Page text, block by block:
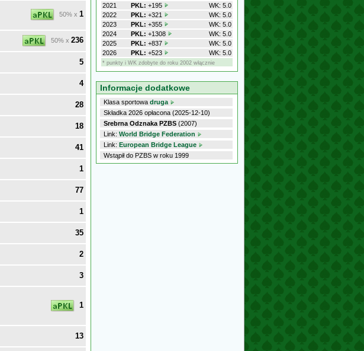
50% x 1
50% x 236
5
4
28
18
41
1
77
1
35
2
3
1
13
2021
PKL: +195
WK: 5.0
2022
PKL: +321
WK: 5.0
2023
PKL: +355
WK: 5.0
2024
PKL: +1308
WK: 5.0
2025
PKL: +837
WK: 5.0
2026
PKL: +523 WK: 5.0
* punkty i WK zdobyte do roku 2002 włącznie
Informacje dodatkowe
Klasa sportowa druga
Składka 2026 opłacona (2025-12-10)
Srebrna Odznaka PZBS (2007)
Link: World Bridge Federation
Link: European Bridge League
Wstąpił do PZBS w roku 1999